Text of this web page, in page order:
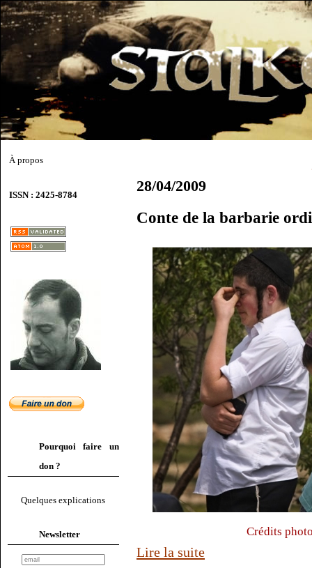
À propos
ISSN : 2425-8784
Pourquoi faire un
don ?
Quelques explications
Newsletter
28/04/2009
Conte de la barbarie
Crédits
Lire la suite